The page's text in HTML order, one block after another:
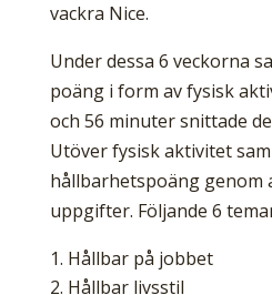
vackra Nice.
Under dessa 6 veckorna
poäng i form av fysisk
och 56 minuter snittade
Utöver fysisk aktivitet
hållbarhetspoäng genom
uppgifter. Följande 6
Hållbar på jobbet
Hållbar livsstil